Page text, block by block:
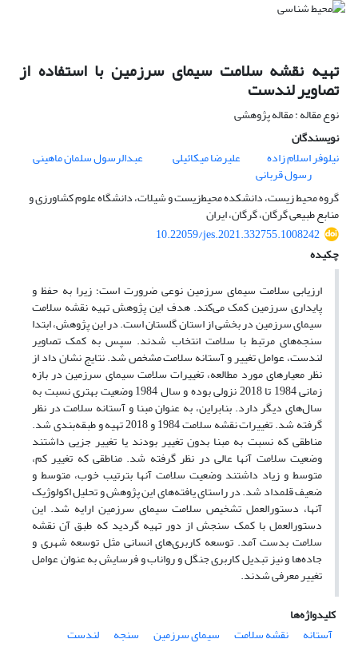
تهیه نقشه سلامت سیمای سرزمین با استفاده از
تصاویر لندست
نوع مقاله : مقاله پژوهشی
نویسندگان
نیلوفر اسلام زاده
علیرضا میکائیلی عبدالرسول سلمان ماهینی
رسول قربانی
گروه محیط زیست، دانشکده محیط‌زیست و شیلات، دانشگاه علوم کشاورزی و
منابع طبیعی گرگان، گرگان، ایران
10.22059/jes.2021.332755.1008242
چکیده
ارزیابی سلامت سیمای سرزمین نوعی ضرورت است؛ زیرا به حفظ و
پایداری سرزمین کمک می‌‌کند. هدف این پژوهش تهیه نقشه سلامت
سیمای سرزمین در بخشی از استان گلستان است. در این پژوهش، ابتدا
سنجه‌‌های مرتبط با سلامت انتخاب شدند. سپس به کمک تصاویر
لندست، عوامل تغییر و آستانه‌‌ سلامت مشخص شد. نتایج نشان داد از
‌‌نظر معیارهای مورد مطالعه، تغییرات سلامت سیمای سرزمین در بازه
زمانی 1984 تا 2018 نزولی بوده و سال 1984 وضعیت بهتری نسبت به
سال‌‌های دیگر دارد. بنابراین، به عنوان مبنا و آستانه سلامت در نظر
گرفته شد. تغییرات نقشه سلامت 1984 و 2018 تهیه و طبقه‌‌بندی شد.
مناطقی که نسبت به مبنا بدون تغییر بودند یا تغییر جزیی داشتند
وضعیت سلامت آنها عالی در نظر گرفته شد. مناطقی که تغییر کم،
متوسط و زیاد داشتند وضعیت سلامت آنها بترتیب خوب، متوسط و
ضعیف قلمداد شد. در راستای یافته‌‌های این پژوهش و تحلیل اکولوژیک
آنها، دستورالعمل تشخیص سلامت سیمای سرزمین ارایه شد. این
دستورالعمل با کمک سنجش از دور تهیه گردید که طبق آن نقشه
سلامت بدست آمد. توسعه کاربری‌‌های انسانی مثل توسعه شهری و
جاده‌‌ها و نیز تبدیل کاربری‌‌ جنگل و رواناب و فرسایش به عنوان عوامل
تغییر معرفی شدند.
کلیدواژه‌ها
آستانه
نقشه سلامت سیمای سرزمین سنجه
لندست